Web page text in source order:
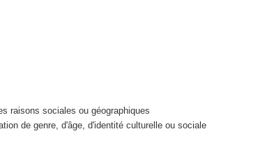
raisons sociales ou géographiques
de genre, d'âge, d'identité culturelle ou sociale